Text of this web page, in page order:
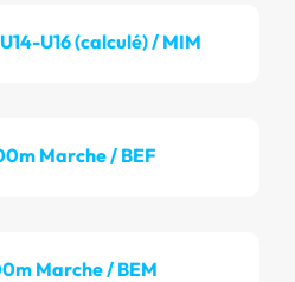
U16 (calculé) / MIM
Marche / BEF
Marche / BEM